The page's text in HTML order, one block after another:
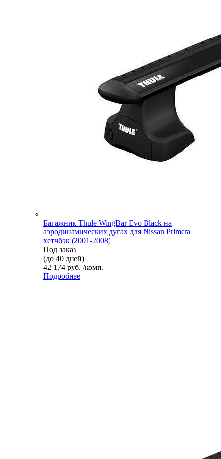
Багажник Thule WingBar Evo Black на
аэродинамических дугах для Nissan Primera
хетчбэк (2001-2008)
Под заказ
(до 40 дней)
42 174 руб. /комп.
Подробнее